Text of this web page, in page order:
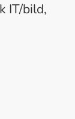
IT/bild,